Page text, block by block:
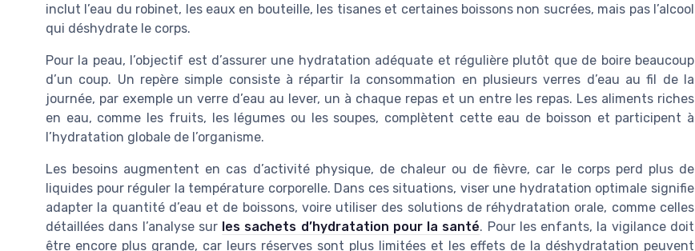
inclut l’eau du robinet, les eaux en bouteille, les tisanes et certaines boissons non sucrées, mais pas l’alcool
qui déshydrate le corps.
Pour la peau, l’objectif est d’assurer une hydratation adéquate et régulière plutôt que de boire beaucoup
d’un coup. Un repère simple consiste à répartir la consommation en plusieurs verres d’eau au fil de la
journée, par exemple un verre d’eau au lever, un à chaque repas et un entre les repas. Les aliments riches
en eau, comme les fruits, les légumes ou les soupes, complètent cette eau de boisson et participent à
l’hydratation globale de l’organisme.
Les besoins augmentent en cas d’activité physique, de chaleur ou de fièvre, car le corps perd plus de
liquides pour réguler la température corporelle. Dans ces situations, viser une hydratation optimale signifie
adapter la quantité d’eau et de boissons, voire utiliser des solutions de réhydratation orale, comme celles
détaillées dans l’analyse sur les sachets d’hydratation pour la santé. Pour les enfants, la vigilance doit
être encore plus grande, car leurs réserves sont plus limitées et les effets de la déshydratation peuvent